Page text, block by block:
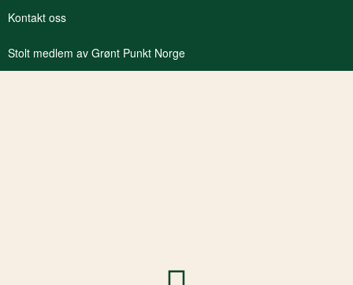
Kontakt oss
Stolt medlem av Grønt Punkt Norge